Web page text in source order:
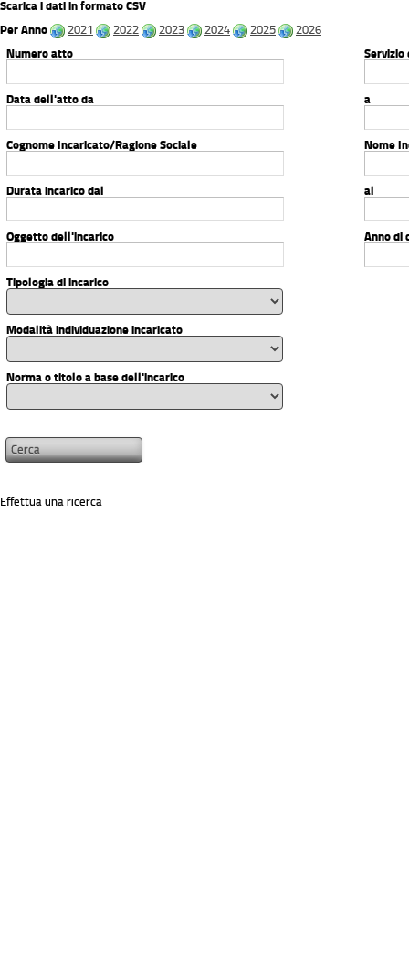
Scarica i dati in formato CSV
Per Anno
2021 2022 2023 2024 2025
2026
Numero atto
Data dell'atto da
Cognome Incaricato/Ragione Sociale
Durata incarico dal
Oggetto dell'incarico
Tipologia di incarico
Modalità individuazione incaricato
Norma o titolo a base dell'incarico
Servizio
a
Nome
al
Anno di
Effettua una ricerca